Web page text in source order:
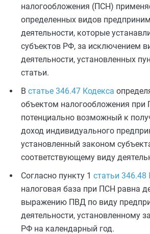
налогообложения (ПСН)
определенных видов
деятельности, которые
субъектов РФ, за исключением
деятельности, установленных
статьи.
В статье 346.47 Кодекса
объектом налогообложения при
потенциально возможный к
доход индивидуального
установленный законом
соответствующему виду
Согласно пункту 1 статьи 346.48
налоговая база при ПСН равна
выражению ПВД по виду
деятельности, установленному
РФ на календарный год.